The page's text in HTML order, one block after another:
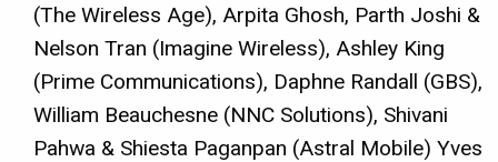
(The Wireless Age), Arpita Ghosh, Parth Joshi &
Nelson Tran (Imagine Wireless), Ashley King
(Prime Communications), Daphne Randall (GBS),
William Beauchesne (NNC Solutions), Shivani
Pahwa & Shiesta Paganpan (Astral Mobile) Yves